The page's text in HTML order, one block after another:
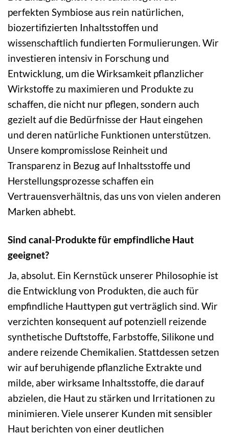
perfekten Symbiose aus rein natürlichen,
biozertifizierten Inhaltsstoffen und
wissenschaftlich fundierten Formulierungen. Wir
investieren intensiv in Forschung und
Entwicklung, um die Wirksamkeit pflanzlicher
Wirkstoffe zu maximieren und Produkte zu
schaffen, die nicht nur pflegen, sondern auch
gezielt auf die Bedürfnisse der Haut eingehen
und deren natürliche Funktionen unterstützen.
Unsere kompromisslose Reinheit und
Transparenz in Bezug auf Inhaltsstoffe und
Herstellungsprozesse schaffen ein
Vertrauensverhältnis, das uns von vielen anderen
Marken abhebt.
Sind canal-Produkte für empfindliche Haut
geeignet?
Ja, absolut. Ein Kernstück unserer Philosophie ist
die Entwicklung von Produkten, die auch für
empfindliche Hauttypen gut verträglich sind. Wir
verzichten konsequent auf potenziell reizende
synthetische Duftstoffe, Farbstoffe, Silikone und
andere reizende Chemikalien. Stattdessen setzen
wir auf beruhigende pflanzliche Extrakte und
milde, aber wirksame Inhaltsstoffe, die darauf
abzielen, die Haut zu stärken und Irritationen zu
minimieren. Viele unserer Kunden mit sensibler
Haut berichten von einer deutlichen